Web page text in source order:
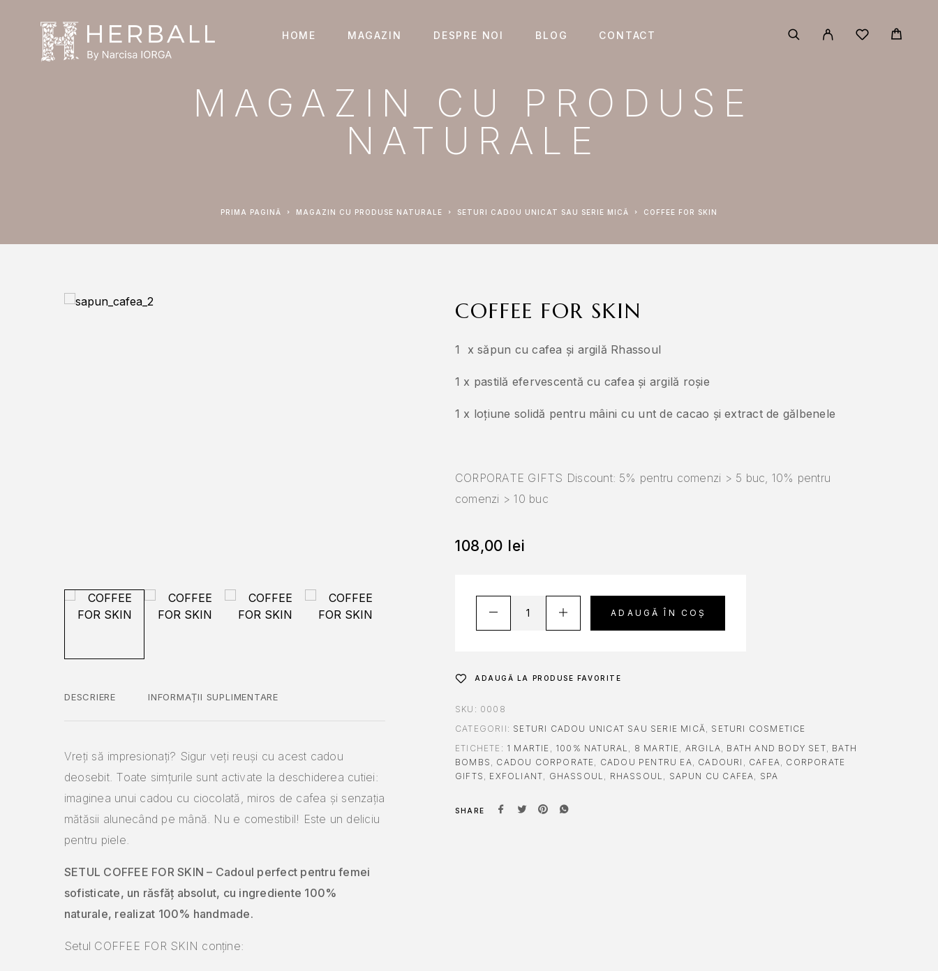
HOME MAGAZIN DESPRE NOI BLOG CONTACT
MAGAZIN CU PRODUSE
NATURALE
PRIMA PAGINĂ MAGAZIN CU PRODUSE NATURALE SETURI CADOU UNICAT SAU SERIE MICĂ COFFEE FOR SKIN
DESCRIERE INFORMAȚII SUPLIMENTARE
Vreți să impresionați? Sigur veți reuși cu acest cadou
deosebit. Toate simțurile sunt activate la deschiderea cutiei:
imaginea unui cadou cu ciocolată, miros de cafea și senzația
mătăsii alunecând pe mână. Nu e comestibil! Este un deliciu
pentru piele.
SETUL COFFEE FOR SKIN – Cadoul perfect pentru femei
sofisticate, un răsfăț absolut, cu ingrediente 100%
naturale, realizat 100% handmade.
Setul COFFEE FOR SKIN conține:
COFFEE FOR SKIN
1 x săpun cu cafea și argilă Rhassoul
1 x pastilă efervescentă cu cafea și argilă roșie
1 x loțiune solidă pentru mâini cu unt de cacao și extract de gălbenele
CORPORATE GIFTS Discount: 5% pentru comenzi > 5 buc, 10% pentru
comenzi > 10 buc
108,00 lei
ADAUGĂ ÎN COȘ
ADAUGĂ LA PRODUSE FAVORITE
SKU: 0008
CATEGORII: SETURI CADOU UNICAT SAU SERIE MICĂ, SETURI COSMETICE
ETICHETE: 1 MARTIE , 100% NATURAL , 8 MARTIE, ARGILA, BATH AND BODY SET, BATH
BOMBS , CADOU CORPORATE, CADOU PENTRU EA, CADOURI , CAFEA, CORPORATE
GIFTS , EXFOLIANT, GHASSOUL , RHASSOUL , SAPUN CU CAFEA, SPA
SHARE